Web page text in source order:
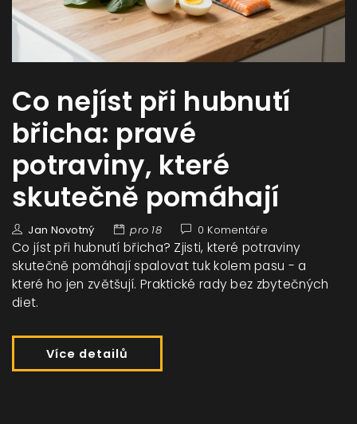
Co nejíst při hubnutí
břicha: pravé
potraviny, které
skutečně pomáhají
Jan Novotný pro 18 0 Komentáře
Co jíst při hubnutí břicha? Zjisti, které potraviny
skutečně pomáhají spalovat tuk kolem pasu - a
které ho jen zvětšují. Praktické rady bez zbytečných
diet.
Více detailů